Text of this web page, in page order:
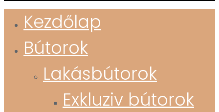
Kezdőlap
Bútorok
Lakásbútorok
Exkluziv bútorok